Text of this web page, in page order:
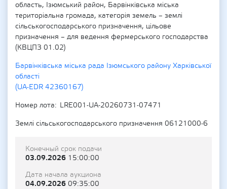
область, Ізюмський район, Барвінківська міська
територіальна громада, категорія земель – землі
сільськогосподарського призначення, цільове
призначення – для ведення фермерського господарства
(КВЦПЗ 01.02)
Барвінківська міська рада Ізюмського району Харківської
області
(UA-EDR 42360167)
Номер лота
LRE001-UA-20260731-07471
Землі сільськогосподарського призначення 06121000-6
Конечный срок подачи
03.09.2026 15:00:00
Дата начала аукциона
04.09.2026 09:35:00